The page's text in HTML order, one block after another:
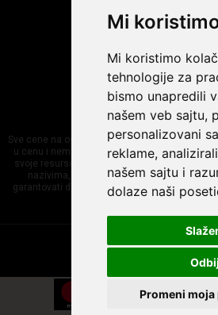
Mi
Mi koristimo
tehnologije za
bismo unapredili
našem veb sajtu,
personalizovani
reklame,
našem sajtu i
dolaze naši
Promeni
KONTAKTI
+381 11 7839 133
E-mail:
Sve cene na ovom sajtu iskazane su sa
u cenu i nema dodatnih ili skrivenih troškova.
svoje resurse da Vam svi artikli na ovom sajtu
nazivima, specifikacijama, fotografijama i
garantovati da su sve navedene informacije i
sajtu u potpunosti
©2020 Invitto, Sva prava